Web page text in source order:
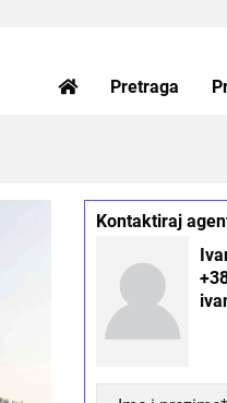
Pretraga
Kontaktiraj